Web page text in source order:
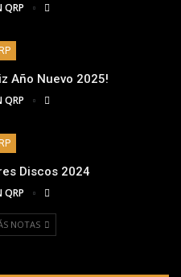
QRP
Año Nuevo 2025!
QRP
Discos 2024
QRP
NOTAS